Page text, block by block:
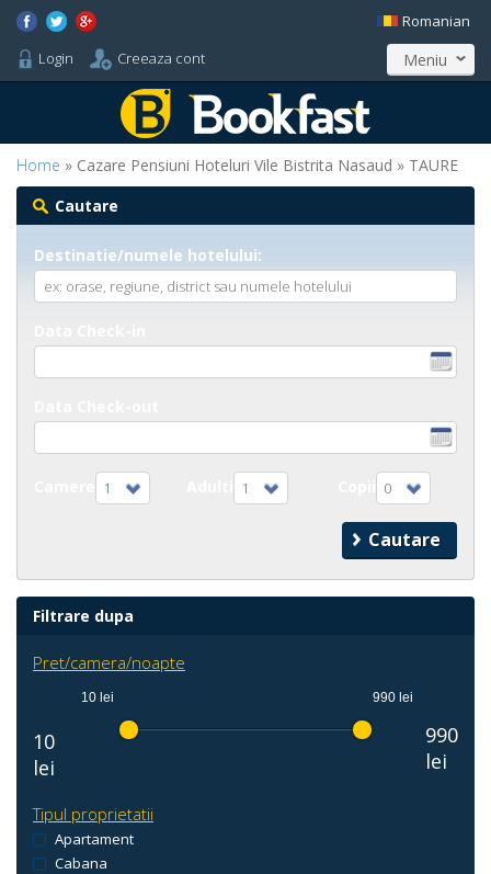
Login Creeaza cont
Romanian
Meniu
Home » Cazare Pensiuni Hoteluri Vile Bistrita Nasaud » TAURE
Cautare
Destinatie/numele hotelului:
1 1 0
Filtrare dupa
Pret/camera/noapte
10
lei
10 lei 990 lei
990
lei
Tipul proprietatii
Apartament
Cabana